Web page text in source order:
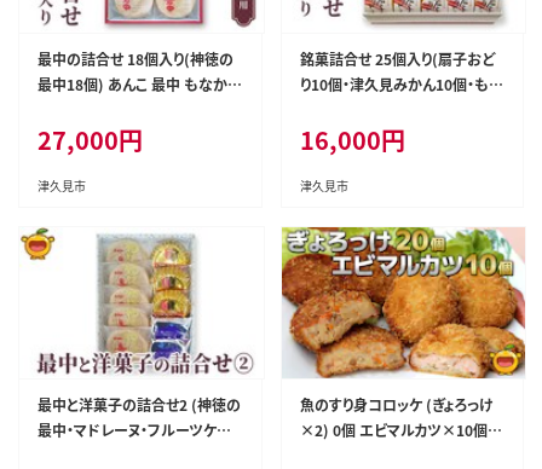
最中の詰合せ 18個入り(神徳の
最中18個) あんこ 最中 もなか
子 お菓子 詰め合わせ ギフト 大
分県産 九州産 津久見市 熨斗対
応
27,000円
津久見市
銘菓詰合せ 25個入り(扇子おど
り10個・津久見みかん10個・もん
う 粒あん こし餡 和菓子 茶菓子
詰め合わせ ギフト 大分県産 九
州産 津久見市 熨斗対応
16,000円
津久見市
最中と洋菓子の詰合せ2 (神徳の
最中・マドレーヌ・フルーツケー
魚のすり身コロッケ (ぎょろっけ
×2) 0個 エビマルカツ×10個セ